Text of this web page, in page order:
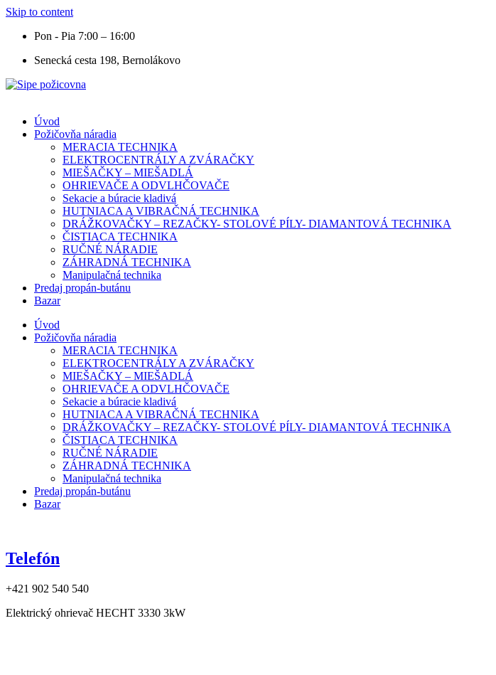
Skip to content
Pon - Pia 7:00 – 16:00
Senecká cesta 198, Bernolákovo
Úvod
Požičovňa náradia
MERACIA TECHNIKA
ELEKTROCENTRÁLY A ZVÁRAČKY
MIEŠAČKY – MIEŠADLÁ
OHRIEVAČE A ODVLHČOVAČE
Sekacie a búracie kladivá
HUTNIACA A VIBRAČNÁ TECHNIKA
DRÁŽKOVAČKY – REZAČKY- STOLOVÉ PÍLY- DIAMANTOVÁ TECHNIKA
ČISTIACA TECHNIKA
RUČNÉ NÁRADIE
ZÁHRADNÁ TECHNIKA
Manipulačná technika
Predaj propán-butánu
Bazar
Úvod
Požičovňa náradia
MERACIA TECHNIKA
ELEKTROCENTRÁLY A ZVÁRAČKY
MIEŠAČKY – MIEŠADLÁ
OHRIEVAČE A ODVLHČOVAČE
Sekacie a búracie kladivá
HUTNIACA A VIBRAČNÁ TECHNIKA
DRÁŽKOVAČKY – REZAČKY- STOLOVÉ PÍLY- DIAMANTOVÁ TECHNIKA
ČISTIACA TECHNIKA
RUČNÉ NÁRADIE
ZÁHRADNÁ TECHNIKA
Manipulačná technika
Predaj propán-butánu
Bazar
Telefón
+421 902 540 540
Elektrický ohrievač HECHT 3330 3kW